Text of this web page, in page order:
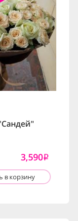
3,590i
в корзину